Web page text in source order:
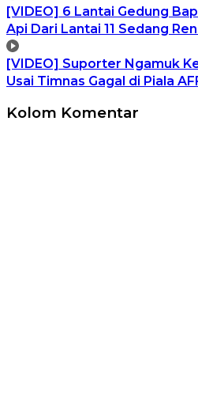
[VIDEO] 6 Lantai Gedung
Api Dari Lantai 11 Sedang
[VIDEO] Suporter Ngamuk
Usai Timnas Gagal di Piala
Kolom Komentar